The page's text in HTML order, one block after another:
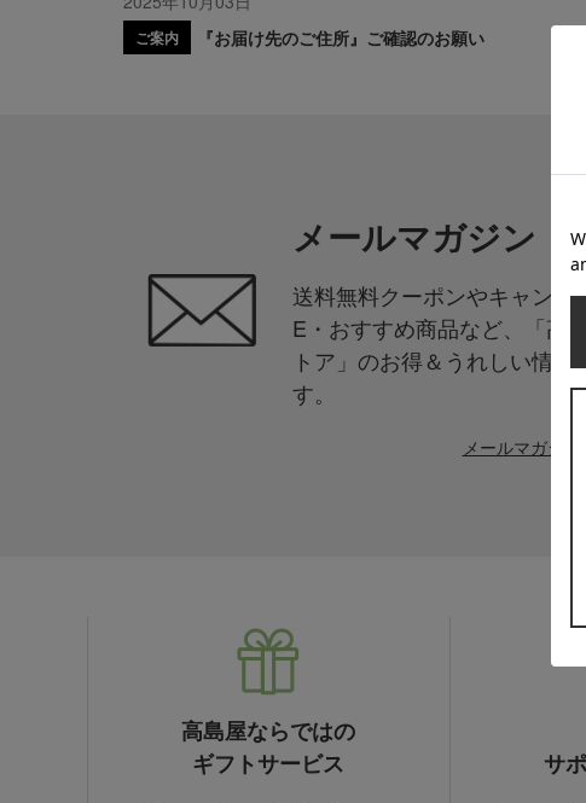
ご案内 『お届け先のご住所』ご確認のお願い
メールマガジン
送料無料クーポンやキャンペ
E・おすすめ商品など、「高
トア」のお得＆うれしい情報
す。
メールマガジ
高島屋ならではの
ギフトサービス
サ